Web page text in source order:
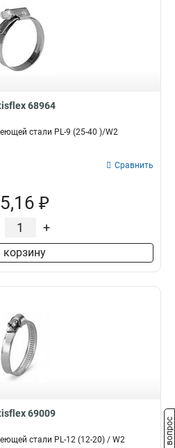
68964
стали PL-9 (25-40 )/W2
Сравнить
₽
+
корзину
69009
стали PL-12 (12-20) / W2